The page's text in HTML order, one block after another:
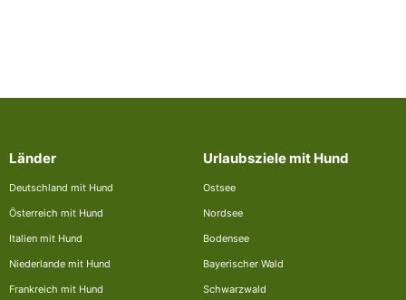
Länder
Deutschland mit Hund
Österreich mit Hund
Italien mit Hund
Niederlande mit Hund
Frankreich mit Hund
Urlaubsziele mit Hund
Ostsee
Nordsee
Bodensee
Bayerischer Wald
Schwarzwald